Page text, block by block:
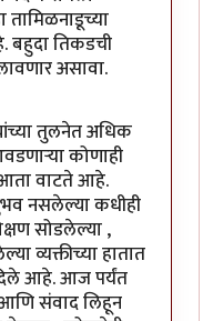
बहुदा तिकडची
असावा.
तुलनेत अधिक
कोणाही
वाटते आहे.
नसलेल्या कधीही
सोडलेल्या ,
व्यक्तीच्या हातात
आहे. आज पर्यंत
आणि संवाद लिहून